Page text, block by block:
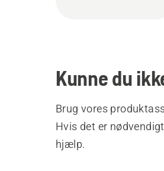
Kunne du
Brug vores
Hvis det er
hjælp.